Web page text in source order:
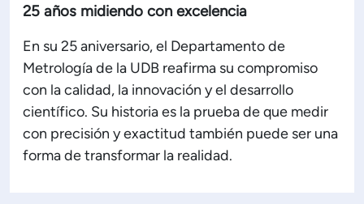
25 años midiendo con excelencia
En su 25 aniversario, el Departamento de
Metrología de la UDB reafirma su compromiso
con la calidad, la innovación y el desarrollo
científico. Su historia es la prueba de que medir
con precisión y exactitud también puede ser una
forma de transformar la realidad.